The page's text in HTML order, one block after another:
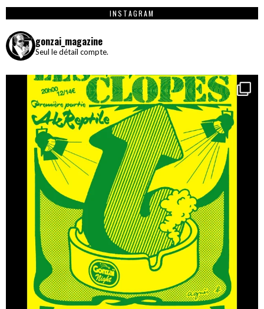
INSTAGRAM
gonzai_magazine
Seul le détail compte.